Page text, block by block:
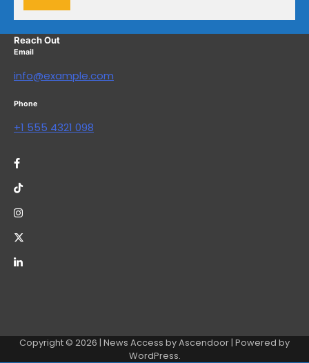
Reach Out
Email
info@example.com
Phone
+1 555 4321 098
Copyright © 2026 | News Access byAscendoor| Powered by
WordPress.